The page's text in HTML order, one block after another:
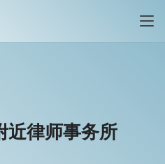
近律师事务所